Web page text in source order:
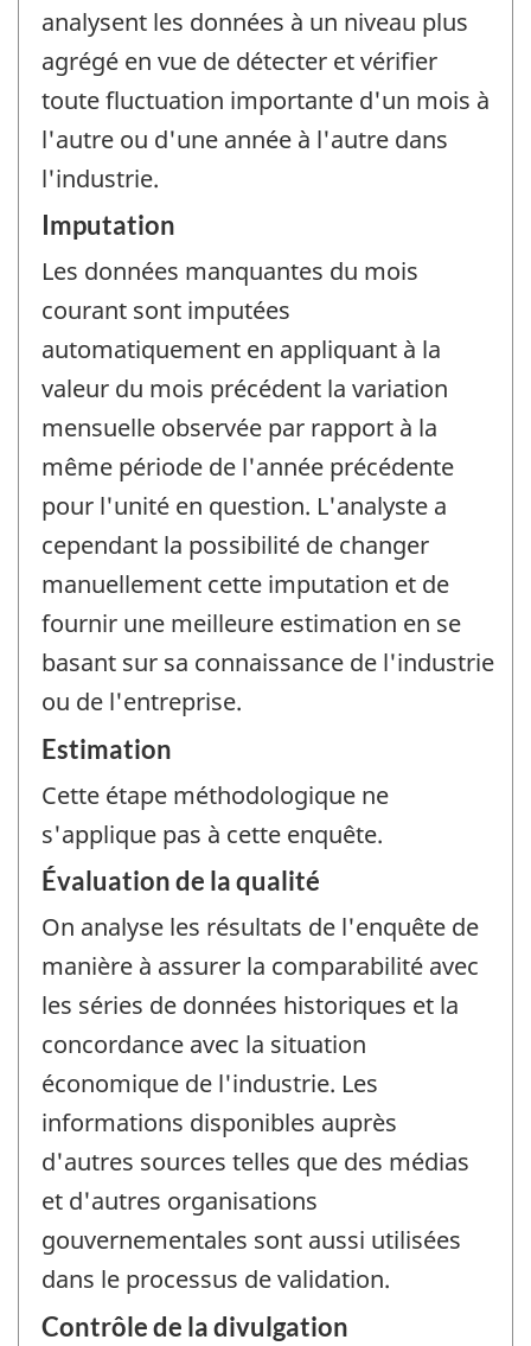
analysent les données à un niveau plus
agrégé en vue de détecter et vérifier
toute fluctuation importante d'un mois à
l'autre ou d'une année à l'autre dans
l'industrie.
Imputation
Les données manquantes du mois
courant sont imputées
automatiquement en appliquant à la
valeur du mois précédent la variation
mensuelle observée par rapport à la
même période de l'année précédente
pour l'unité en question. L'analyste a
cependant la possibilité de changer
manuellement cette imputation et de
fournir une meilleure estimation en se
basant sur sa connaissance de l'industrie
ou de l'entreprise.
Estimation
Cette étape méthodologique ne
s'applique pas à cette enquête.
Évaluation de la qualité
On analyse les résultats de l'enquête de
manière à assurer la comparabilité avec
les séries de données historiques et la
concordance avec la situation
économique de l'industrie. Les
informations disponibles auprès
d'autres sources telles que des médias
et d'autres organisations
gouvernementales sont aussi utilisées
dans le processus de validation.
Contrôle de la divulgation